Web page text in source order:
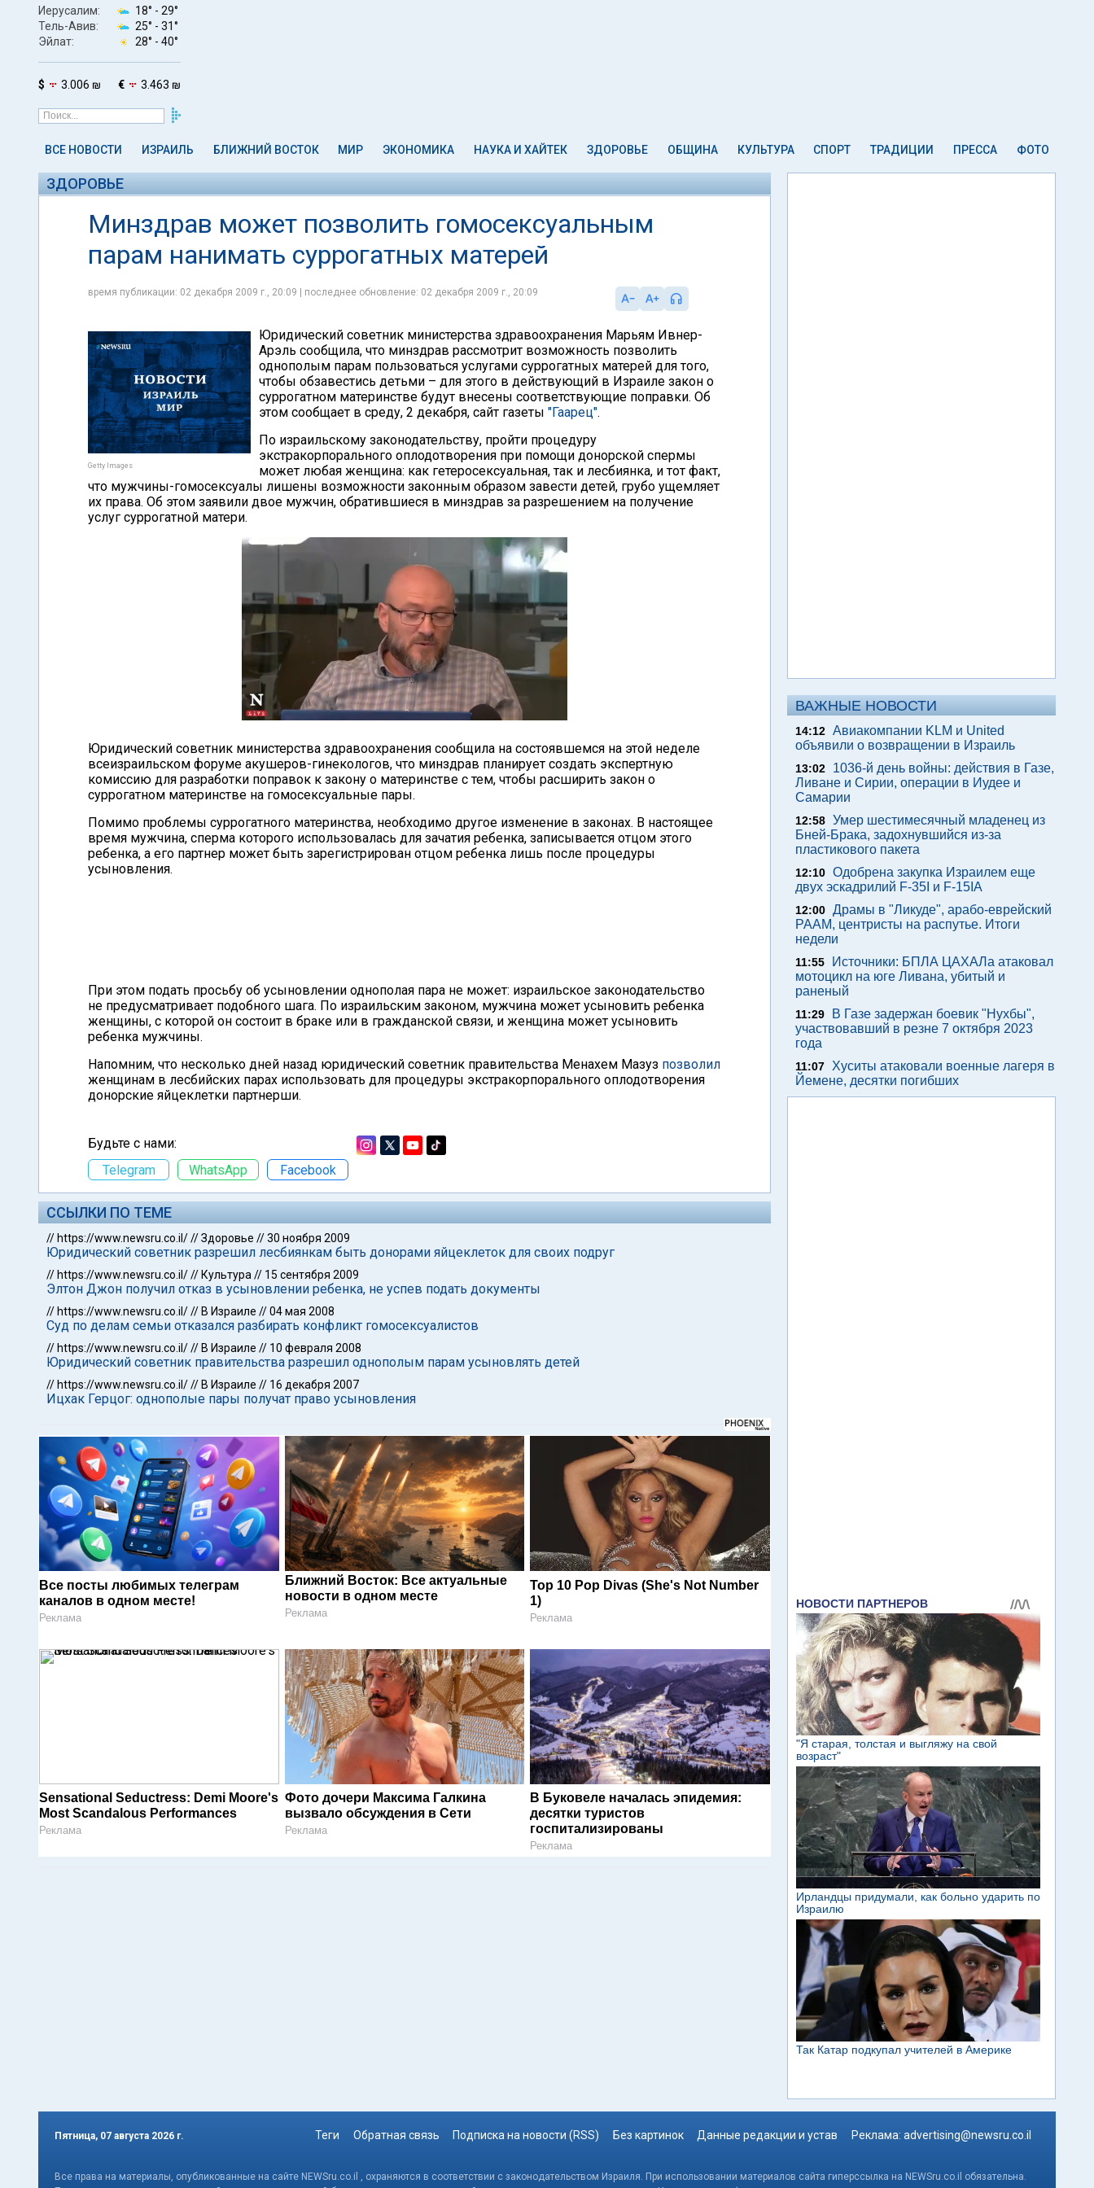
Иерусалим: 18° - 29°
Тель-Авив:
25° - 31°
Эйлат:
28° - 40°
$ 3.006 ₪ € 3.463 ₪
ВСЕ НОВОСТИ ИЗРАИЛЬ БЛИЖНИЙ ВОСТОК МИР ЭКОНОМИКА НАУКА И ХАЙТЕК ЗДОРОВЬЕ ОБЩИНА КУЛЬТУРА СПОРТ ТРАДИЦИИ ПРЕССА ФОТО
ЗДОРОВЬЕ
Минздрав может позволить гомосексуальным
парам нанимать суррогатных матерей
время публикации: 02 декабря 2009 г., 20:09 | последнее обновление: 02 декабря 2009 г., 20:09
Getty Images
Юридический советник министерства здравоохранения Марьям Ивнер-
Арэль сообщила, что минздрав рассмотрит возможность позволить
однополым парам пользоваться услугами суррогатных матерей для того,
чтобы обзавестись детьми – для этого в действующий в Израиле закон о
суррогатном материнстве будут внесены соответствующие поправки. Об
этом сообщает в среду, 2 декабря, сайт газеты "Гаарец".
По израильскому законодательству, пройти процедуру
экстракорпорального оплодотворения при помощи донорской спермы
может любая женщина: как гетеросексуальная, так и лесбиянка, и тот факт,
что мужчины-гомосексуалы лишены возможности законным образом завести детей, грубо ущемляет
их права. Об этом заявили двое мужчин, обратившиеся в минздрав за разрешением на получение
услуг суррогатной матери.
Юридический советник министерства здравоохранения сообщила на состоявшемся на этой неделе
всеизраильском форуме акушеров-гинекологов, что минздрав планирует создать экспертную
комиссию для разработки поправок к закону о материнстве с тем, чтобы расширить закон о
суррогатном материнстве на гомосексуальные пары.
Помимо проблемы суррогатного материнства, необходимо другое изменение в законах. В настоящее
время мужчина, сперма которого использовалась для зачатия ребенка, записывается отцом этого
ребенка, а его партнер может быть зарегистрирован отцом ребенка лишь после процедуры
усыновления.
При этом подать просьбу об усыновлении однополая пара не может: израильское законодательство
не предусматривает подобного шага. По израильским законом, мужчина может усыновить ребенка
женщины, с которой он состоит в браке или в гражданской связи, и женщина может усыновить
ребенка мужчины.
Напомним, что несколько дней назад юридический советник правительства Менахем Мазуз позволил
женщинам в лесбийских парах использовать для процедуры экстракорпорального оплодотворения
донорские яйцеклетки партнерши.
Будьте с нами:
Telegram
WhatsApp Facebook
ССЫЛКИ ПО ТЕМЕ
// https://www.newsru.co.il///Здоровье //30 ноября 2009
Юридический советник разрешил лесбиянкам быть донорами яйцеклеток для своих подруг
// https://www.newsru.co.il/// Культура // 15 сентября 2009
Элтон Джон получил отказ в усыновлении ребенка, не успев подать документы
// https://www.newsru.co.il/// В Израиле //04 мая 2008
Суд по делам семьи отказался разбирать конфликт гомосексуалистов
// https://www.newsru.co.il/// В Израиле // 10 февраля 2008
Юридический советник правительства разрешил однополым парам усыновлять детей
// https://www.newsru.co.il/// В Израиле // 16 декабря 2007
Ицхак Герцог: однополые пары получат право усыновления
Все посты любимых телеграм
каналов в одном месте!
Реклама
Ближний Восток: Все актуальные
новости в одном месте
Реклама
Top 10 Pop Divas (She's Not Number
1)
Реклама
Sensational Seductress: Demi Moore's
Most Scandalous Performances
Реклама
Фото дочери Максима Галкина
вызвало обсуждения в Сети
Реклама
В Буковеле началась эпидемия:
десятки туристов
госпитализированы
Реклама
ВАЖНЫЕ НОВОСТИ
14:12 Авиакомпании KLM и United
объявили о возвращении в Израиль
13:02
1036-й день войны: действия в Газе,
Ливане и Сирии, операции в Иудее и
Самарии
12:58 Умер шестимесячный младенец из
Бней-Брака, задохнувшийся из-за
пластикового пакета
12:10 Одобрена закупка Израилем еще
двух эскадрилий F-35I и F-15IA
12:00 Драмы в "Ликуде", арабо-еврейский
РААМ, центристы на распутье. Итоги
недели
11:55
Источники: БПЛА ЦАХАЛа атаковал
мотоцикл на юге Ливана, убитый и
раненый
11:29
В Газе задержан боевик "Нухбы",
участвовавший в резне 7 октября 2023
года
11:07
Хуситы атаковали военные лагеря в
Йемене, десятки погибших
Пятница, 07 августа 2026 г. Теги Обратная связь Подписка на новости (RSS) Без картинок Данные редакции и устав Реклама: advertising@newsru.co.il
Все права на материалы, опубликованные на сайте NEWSru.co.il , охраняются в соответствии с законодательством Израиля. При использовании материалов сайта гиперссылка на NEWSru.co.il обязательна.